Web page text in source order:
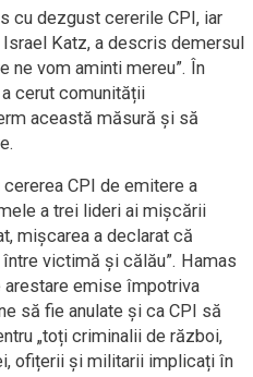
cu dezgust cererile CPI, iar
Katz, a descris demersul
ne vom aminti mereu”. În
cerut comunității
această măsură și să
CPI de emitere a
a trei lideri ai mișcării
mișcarea a declarat că
victimă și călău”. Hamas
arestare emise împotriva
să fie anulate și ca CPI să
„toți criminalii de război,
ofițerii și militarii implicați în